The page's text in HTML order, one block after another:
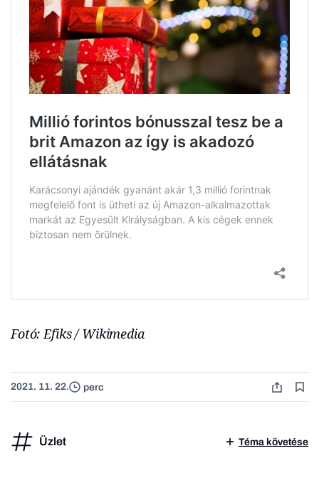
Fotó: Efiks / Wikimedia
2021. 11. 22. perc
Üzlet Téma követése